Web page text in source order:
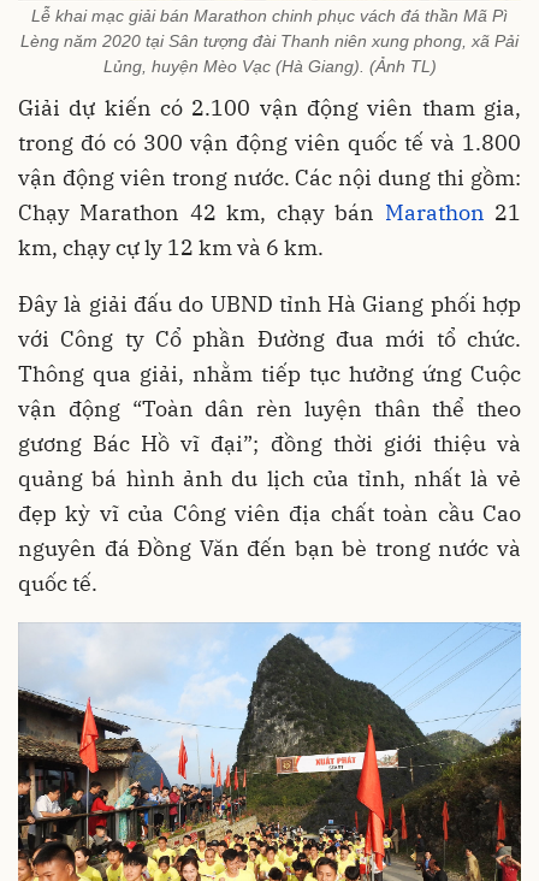
Lễ khai mạc giải bán Marathon chinh phục vách đá thần Mã Pì
Lèng năm 2020 tại Sân tượng đài Thanh niên xung phong, xã Pải
Lủng, huyện Mèo Vạc (Hà Giang). (Ảnh TL)
Giải dự kiến có 2.100 vận động viên tham gia,
trong đó có 300 vận động viên quốc tế và 1.800
vận động viên trong nước. Các nội dung thi gồm:
Chạy Marathon 42 km, chạy bán Marathon 21
km, chạy cự ly 12 km và 6 km.
Đây là giải đấu do UBND tỉnh Hà Giang phối hợp
với Công ty Cổ phần Đường đua mới tổ chức.
Thông qua giải, nhằm tiếp tục hưởng ứng Cuộc
vận động “Toàn dân rèn luyện thân thể theo
gương Bác Hồ vĩ đại”; đồng thời giới thiệu và
quảng bá hình ảnh du lịch của tỉnh, nhất là vẻ
đẹp kỳ vĩ của Công viên địa chất toàn cầu Cao
nguyên đá Đồng Văn đến bạn bè trong nước và
quốc tế.